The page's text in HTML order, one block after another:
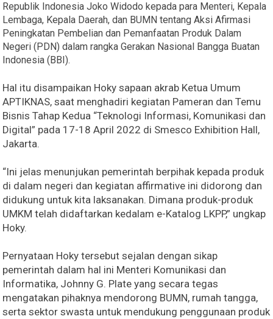
Republik Indonesia Joko Widodo kepada para Menteri, Kepala
Lembaga, Kepala Daerah, dan BUMN tentang Aksi Afirmasi
Peningkatan Pembelian dan Pemanfaatan Produk Dalam
Negeri (PDN) dalam rangka Gerakan Nasional Bangga Buatan
Indonesia (BBI).
Hal itu disampaikan Hoky sapaan akrab Ketua Umum
APTIKNAS, saat menghadiri kegiatan Pameran dan Temu
Bisnis Tahap Kedua “Teknologi Informasi, Komunikasi dan
Digital” pada 17-18 April 2022 di Smesco Exhibition Hall,
Jakarta.
“Ini jelas menunjukan pemerintah berpihak kepada produk
di dalam negeri dan kegiatan affirmative ini didorong dan
didukung untuk kita laksanakan. Dimana produk-produk
UMKM telah didaftarkan kedalam e-Katalog LKPP,” ungkap
Hoky.
Pernyataan Hoky tersebut sejalan dengan sikap
pemerintah dalam hal ini Menteri Komunikasi dan
Informatika, Johnny G. Plate yang secara tegas
mengatakan pihaknya mendorong BUMN, rumah tangga,
serta sektor swasta untuk mendukung penggunaan produk